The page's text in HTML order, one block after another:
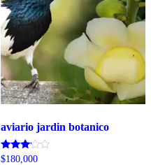
aviario jardin botanico
Valorado
$180,000